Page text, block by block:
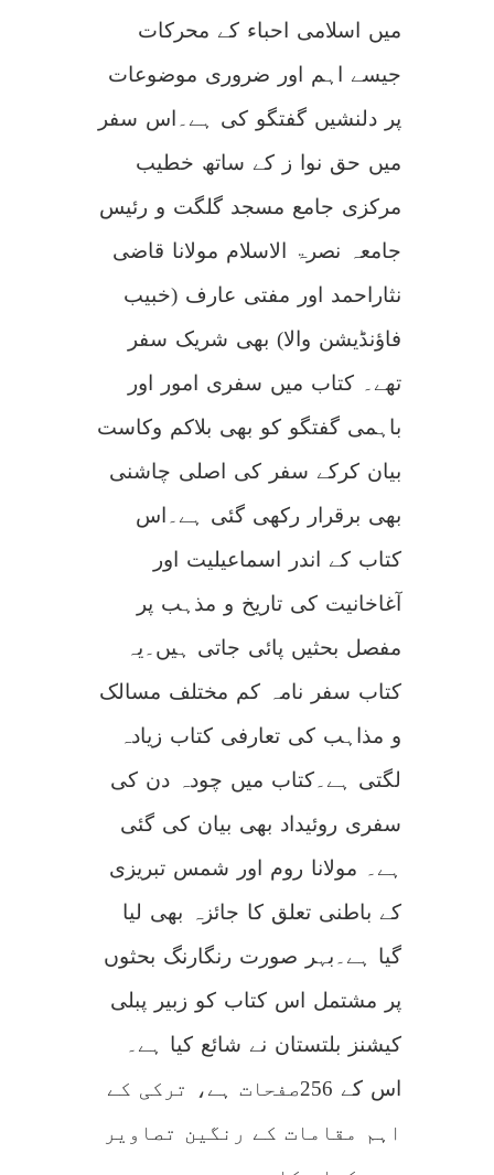
میں اسلامی احباء کے محرکات
جیسے اہم اور ضروری موضوعات
پر دلنشیں گفتگو کی ہے۔اس سفر
میں حق نوا ز کے ساتھ خطیب
مرکزی جامع مسجد گلگت و رئیس
جامعہ نصرۃ الاسلام مولانا قاضی
نثاراحمد اور مفتی عارف (خبیب
فاؤنڈیشن والا) بھی شریک سفر
تھے۔ کتاب میں سفری امور اور
باہمی گفتگو کو بھی بلاکم وکاست
بیان کرکے سفر کی اصلی چاشنی
بھی برقرار رکھی گئی ہے۔اس
کتاب کے اندر اسماعیلیت اور
آغاخانیت کی تاریخ و مذہب پر
مفصل بحثیں پائی جاتی ہیں۔یہ
کتاب سفر نامہ کم مختلف مسالک
و مذاہب کی تعارفی کتاب زیادہ
لگتی ہے۔کتاب میں چودہ دن کی
سفری روئیداد بھی بیان کی گئی
ہے۔ مولانا روم اور شمس تبریزی
کے باطنی تعلق کا جائزہ بھی لیا
گیا ہے۔بہر صورت رنگارنگ بحثوں
پر مشتمل اس کتاب کو زبیر پبلی
کیشنز بلتستان نے شائع کیا ہے۔
اس کے 256صفحات ہے، ترکی کے
اہم مقامات کے رنگین تصاویر